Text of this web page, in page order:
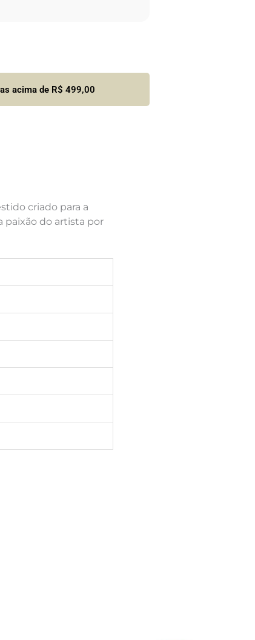
acima de R$ 499,00
criado para a
paixão do artista por